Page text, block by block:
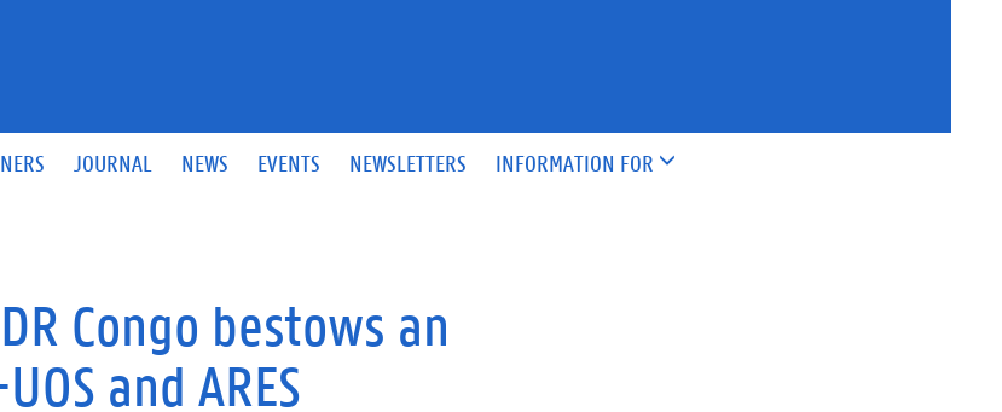
JOURNAL NEWS EVENTS NEWSLETTERS INFORMATION FOR
Congo bestows an
and ARES